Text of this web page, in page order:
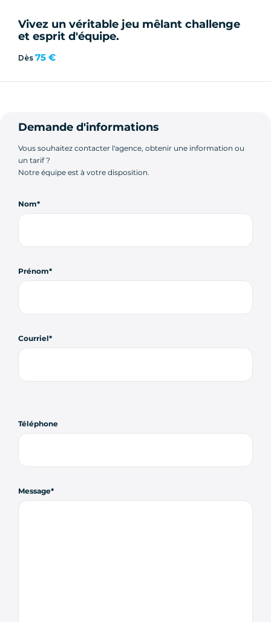
Vivez un véritable jeu mêlant challenge
et esprit d'équipe.
Dès 75 €
Demande d'informations
Vous souhaitez contacter l'agence, obtenir une information ou
un tarif ?
Notre équipe est à votre disposition.
Nom
Prénom
Courriel
Téléphone
Message